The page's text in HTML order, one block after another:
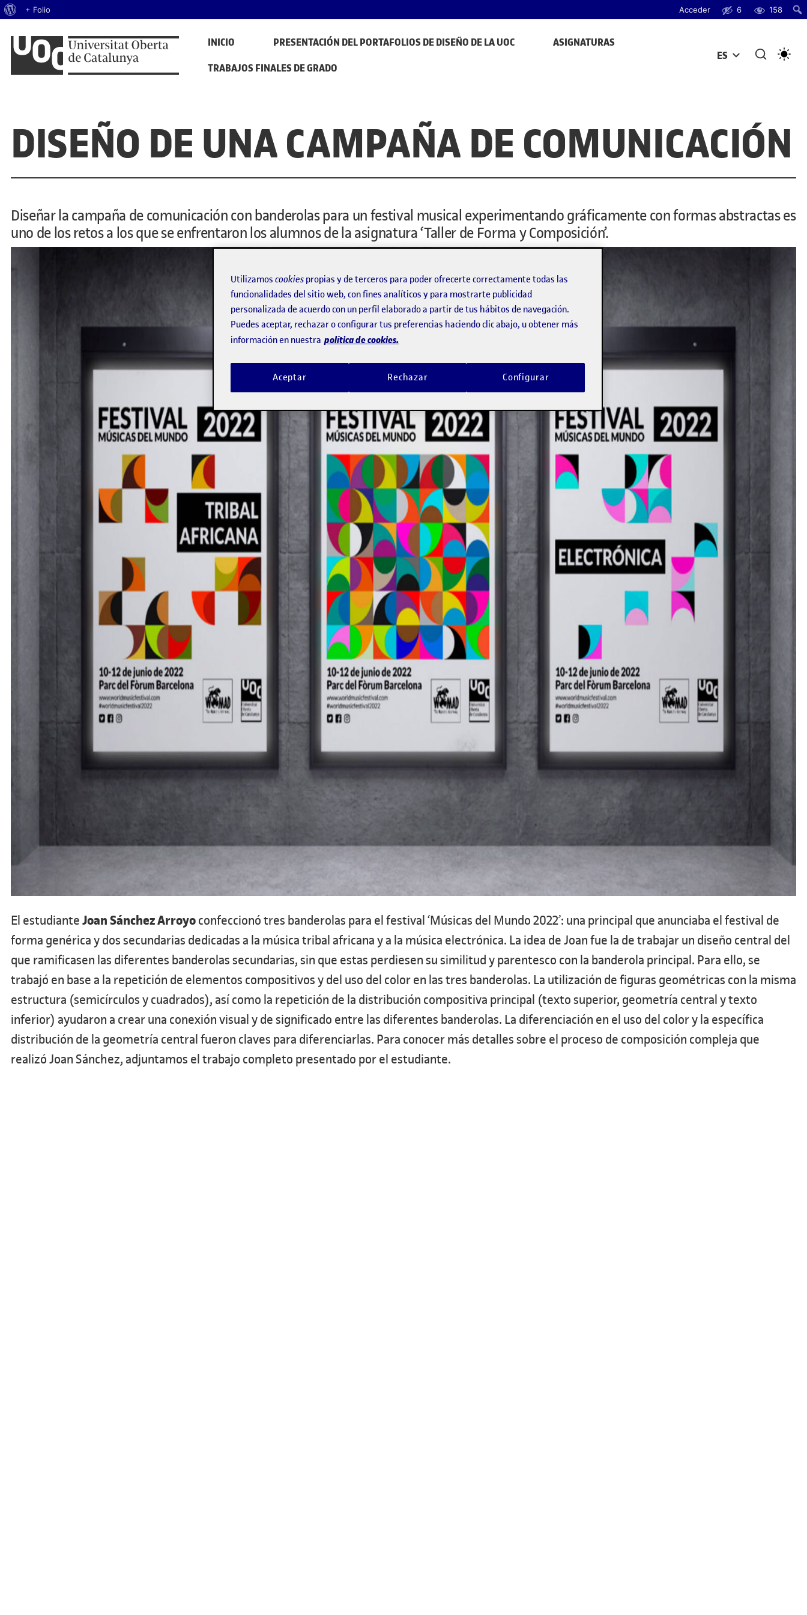
Acerca de WordPress
+ Folio Acceder 6 158
PORTAFOLIS DEL GRAU DE DISSENY I CREACIÓ DIGITALS
Mostra de treballs d'estudiants
INICIO PRESENTACIÓN DEL PORTAFOLIOS DE DISEÑO DE LA UOC
ASIGNATURAS
TRABAJOS FINALES DE GRADO
ES
ABRIR MENÚ
DISEÑO DE UNA CAMPAÑA DE COMUNICACIÓN
Diseñar la campaña de comunicación con banderolas para un festival musical experimentando gráficamente con formas abstractas es
uno de los retos a los que se enfrentaron los alumnos de la asignatura ‘Taller de Forma y Composición’.
El estudianteJoan Sánchez Arroyoconfeccionó tres banderolas para el festival ‘Músicas del Mundo 2022’: una principal que anunciaba el festival de
forma genérica y dos secundarias dedicadas a la música tribal africana y a la música electrónica. La idea de Joan fue la de trabajar un diseño central del
que ramificasen las diferentes banderolas secundarias, sin que estas perdiesen su similitud y parentesco con la banderola principal. Para ello, se
trabajó en base a la repetición de elementos compositivos y del uso del color en las tres banderolas. La utilización de figuras geométricas con la misma
estructura (semicírculos y cuadrados), así como la repetición de la distribución compositiva principal (texto superior, geometría central y texto
inferior) ayudaron a crear una conexión visual y de significado entre las diferentes banderolas. La diferenciación en el uso del color y la específica
distribución de la geometría central fueron claves para diferenciarlas. Para conocer más detalles sobre el proceso de composición compleja que
realizó Joan Sánchez, adjuntamos el trabajo completo presentado por el estudiante.
Utilizamos cookies propias y de terceros para poder ofrecerte correctamente todas las
funcionalidades del sitio web, con fines analíticos y para mostrarte publicidad
personalizada de acuerdo con un perfil elaborado a partir de tus hábitos de navegación.
Puedes aceptar, rechazar o configurar tus preferencias haciendo clic abajo, u obtener más
información en nuestra política de cookies.
Rechazar
Aceptar Configurar